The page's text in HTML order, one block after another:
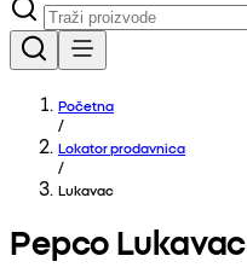
Početna
/
Lokator prodavnica
/
Lukavac
Pepco Lukavac